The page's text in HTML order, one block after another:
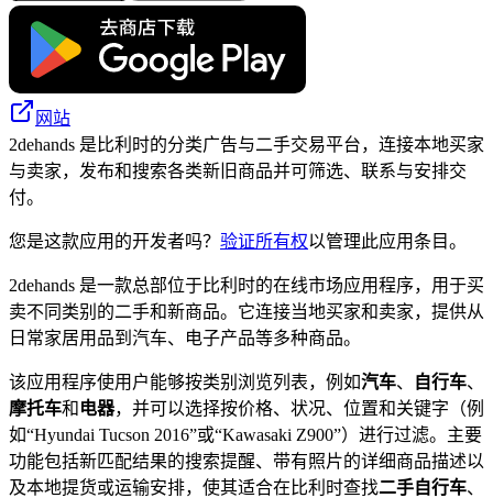
网站
2dehands 是比利时的分类广告与二手交易平台，连接本地买家
与卖家，发布和搜索各类新旧商品并可筛选、联系与安排交
付。
您是这款应用的开发者吗？ 验证所有权以管理此应用条目。
2dehands 是一款总部位于比利时的在线市场应用程序，用于买
卖不同类别的二手和新商品。它连接当地买家和卖家，提供从
日常家居用品到汽车、电子产品等多种商品。
该应用程序使用户能够按类别浏览列表，例如汽车、 自行车、
摩托车和 电器，并可以选择按价格、状况、位置和关键字（例
如“Hyundai Tucson 2016”或“Kawasaki Z900”）进行过滤。主要
功能包括新匹配结果的搜索提醒、带有照片的详细商品描述以
及本地提货或运输安排，使其适合在比利时查找二手自行车、